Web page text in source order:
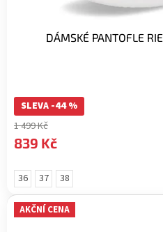
DÁMSKÉ PANTOFLE
SLEVA -44 %
1 499 Kč
839 Kč
36 37 38
AKČNÍ CENA